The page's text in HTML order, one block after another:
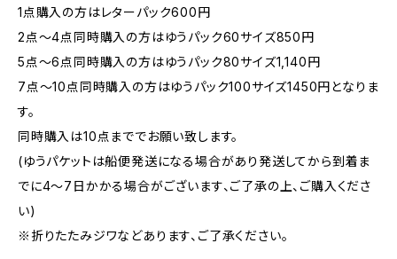
1点購入の方はレターパック600円
2点〜4点同時購入の方はゆうパック60サイズ850円
5点〜6点同時購入の方はゆうパック80サイズ1,140円
7点〜10点同時購入の方はゆうパック100サイズ1450円となりま
す。
同時購入は10点まででお願い致します。
(ゆうパケットは船便発送になる場合があり発送してから到着ま
でに4〜7日かかる場合がございます、ご了承の上、ご購入くださ
い)
※折りたたみジワなどあります、ご了承ください。